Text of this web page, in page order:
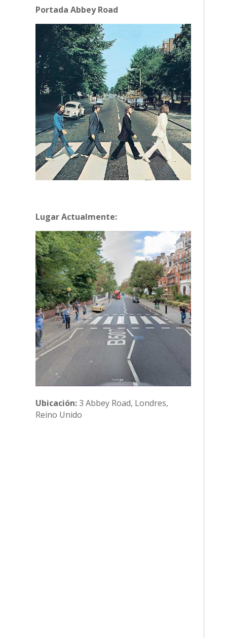
Portada Abbey Road
Lugar Actualmente:
Ubicación:3 Abbey Road, Londres,
Reino Unido